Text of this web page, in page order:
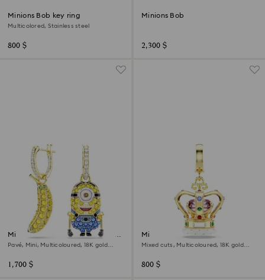
Minions Bob key ring
Multicolored, Stainless steel
800 $
Minions Bob
2,300 $
Minions Stuart and Banana drop
earrings
Pavé, Mini, Multicoloured, 18K gold
1,700 $
Minions Crown charm
Mixed cuts, Multicoloured, 18K gold
800 $